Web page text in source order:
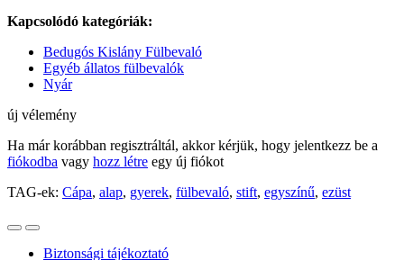
Kapcsolódó kategóriák:
Bedugós Kislány Fülbevaló
Egyéb állatos fülbevalók
Nyár
új vélemény
Ha már korábban regisztráltál, akkor kérjük, hogy jelentkezz be a
fiókodba vagy hozz létre egy új fiókot
TAG-ek: Cápa, alap, gyerek, fülbevaló, stift, egyszínű, ezüst
Biztonsági tájékoztató